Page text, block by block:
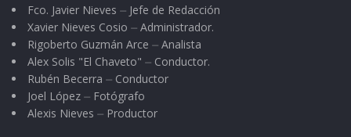
jugadores bruscos y malintencionados, en una
gran final que, al igual que el año pasado contó
con un vasto público.
Al final las autoridades municipales
encabezadas por el alcalde Chuyín Bernal y los
Fco. Javier Nieves ⏤ Jefe de Redacción
Xavier Nieves Cosio ⏤ Administrador.
Rigoberto Guzmán Arce ⏤ Analista
Alex Solis "El Chaveto" ⏤ Conductor.
Rubén Becerra ⏤ Conductor
Joel López ⏤ Fotógrafo
Alexis Nieves ⏤ Productor